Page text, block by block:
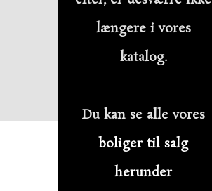
længere i vores
katalog.
Du kan se alle vores
boliger til salg
herunder